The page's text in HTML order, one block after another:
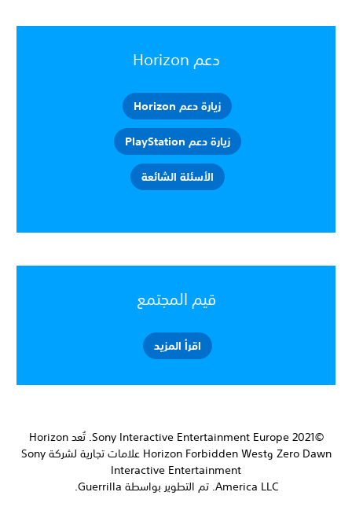
دعم Horizon
زيارة دعم Horizon
زيارة دعم PlayStation
الأسئلة الشائعة
قيم المجتمع
اقرأ المزيد
©2021 Sony Interactive Entertainment Europe. تُعد Horizon
Zero Dawn وHorizon Forbidden West علامات تجارية لشركة Sony
Interactive Entertainment
America LLC. تم التطوير بواسطة Guerrilla.